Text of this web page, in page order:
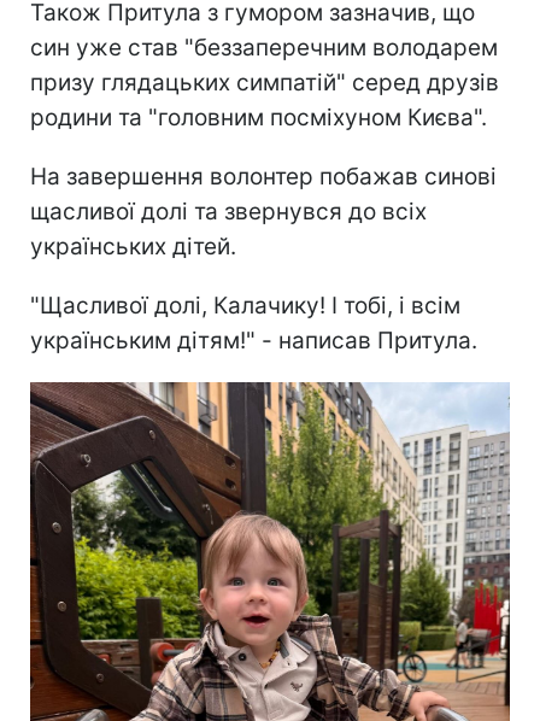
Також Притула з гумором зазначив, що
син уже став "беззаперечним володарем
призу глядацьких симпатій" серед друзів
родини та "головним посміхуном Києва".
На завершення волонтер побажав синові
щасливої долі та звернувся до всіх
українських дітей.
"Щасливої долі, Калачику! І тобі, і всім
українським дітям!" - написав Притула.